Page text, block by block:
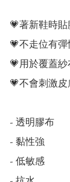
💗著新鞋時
💗不走位有
💗用於覆蓋
💗不會刺激皮
- 透明膠布
- 黏性強
- 低敏感